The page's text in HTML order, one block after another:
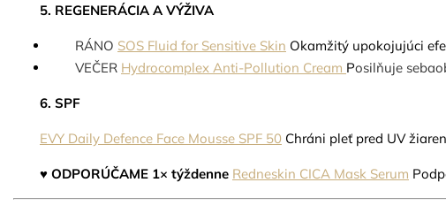
5. REGENERÁCIA A VÝŽIVA
RÁNO SOS Fluid for Sensitive Skin Okamžitý upokojujúci
VEČER Hydrocomplex Anti-Pollution Cream Posilňuje
6. SPF
EVY Daily Defence Face Mousse SPF 50 Chráni pleť pred UV
♥ ODPORÚČAME 1× týždenne Redneskin CICA Mask Serum